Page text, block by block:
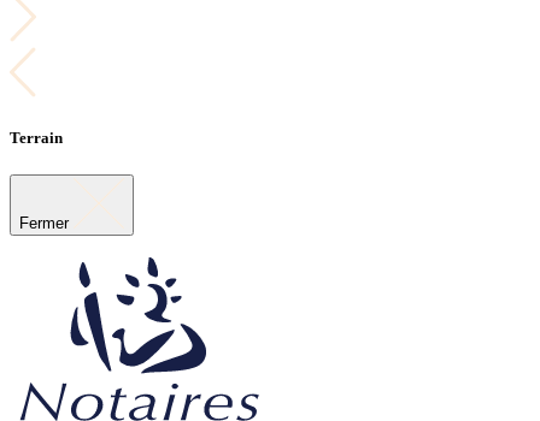
Terrain
Fermer